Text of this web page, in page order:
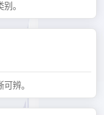
。
辨。